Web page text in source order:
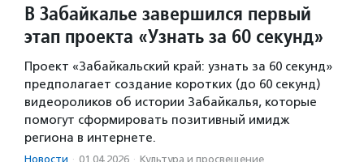
В Забайкалье завершился первый
этап проекта «Узнать за 60 секунд»
Проект «Забайкальский край: узнать за 60 секунд»
предполагает создание коротких (до 60 секунд)
видеороликов об истории Забайкалья, которые
помогут сформировать позитивный имидж
региона в интернете.
Новости · 01.04.2026 · Культура и просвещение